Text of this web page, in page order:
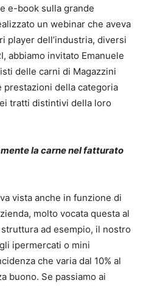
e-book sulla grande
un webinar che aveva
player dell’industria, diversi
abbiamo invitato Emanuele
delle carni di Magazzini
prestazioni della categoria
tratti distintivi della loro
la carne nel fatturato
vista anche in funzione di
molto vocata questa al
ad esempio, il nostro
ipermercati o mini
che varia dal 10% al
buono. Se passiamo ai